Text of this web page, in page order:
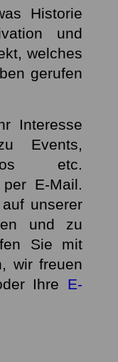
Historie
und
, welches
gerufen
Interesse
Events,
etc.
E-Mail.
unserer
und zu
Sie mit
wir freuen
Ihre E-